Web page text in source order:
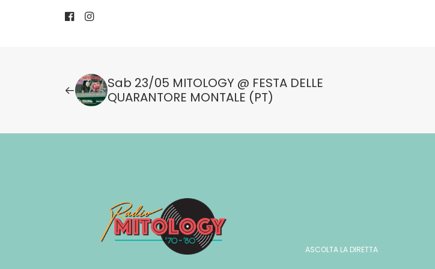
Sab 23/05 MITOLOGY @ FESTA DELLE
QUARANTORE MONTALE (PT)
ASCOLTA LA DIRETTA